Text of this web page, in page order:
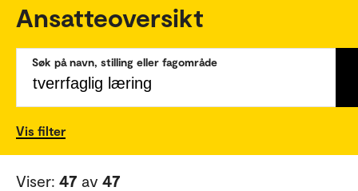
Ansatteoversikt
Søk på navn, stilling eller fagområde
Vis filter
Viser: 47 av 47